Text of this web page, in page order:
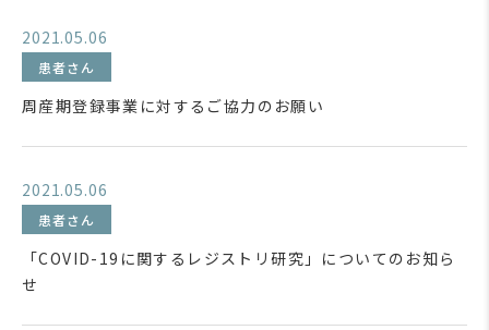
2021.05.06
患者さん
周産期登録事業に対するご協力のお願い
2021.05.06
患者さん
「COVID-19に関するレジストリ研究」についてのお知ら
せ